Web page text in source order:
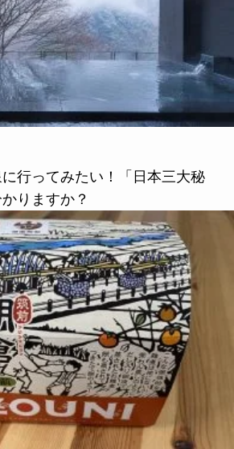
行ってみたい！「日本三大秘
りますか？